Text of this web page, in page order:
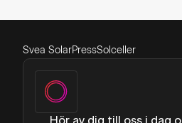
Svea SolarPressSolceller